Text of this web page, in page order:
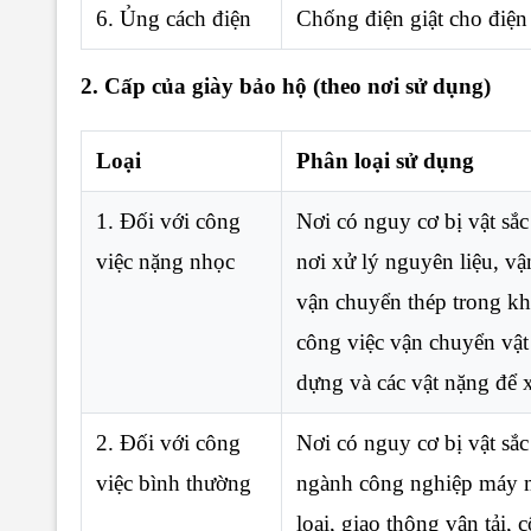
6. Ủng cách điện Chống điện giật cho
2. Cấp của giày bảo hộ (theo nơi sử dụng)
Loại Phân loại sử dụng
1. Đối với công
việc nặng nhọc
Nơi có nguy cơ bị vật
nơi xử lý nguyên liệu,
vận chuyển thép trong
công việc vận chuyển
dựng và các vật nặng
2. Đối với công
việc bình thường
Nơi có nguy cơ bị vật
ngành công nghiệp máy
loại, giao thông vận tải,